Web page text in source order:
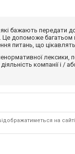
які бажають
Це допоможе багатьом
питань, що
лексики,
компанії і /
на сайті